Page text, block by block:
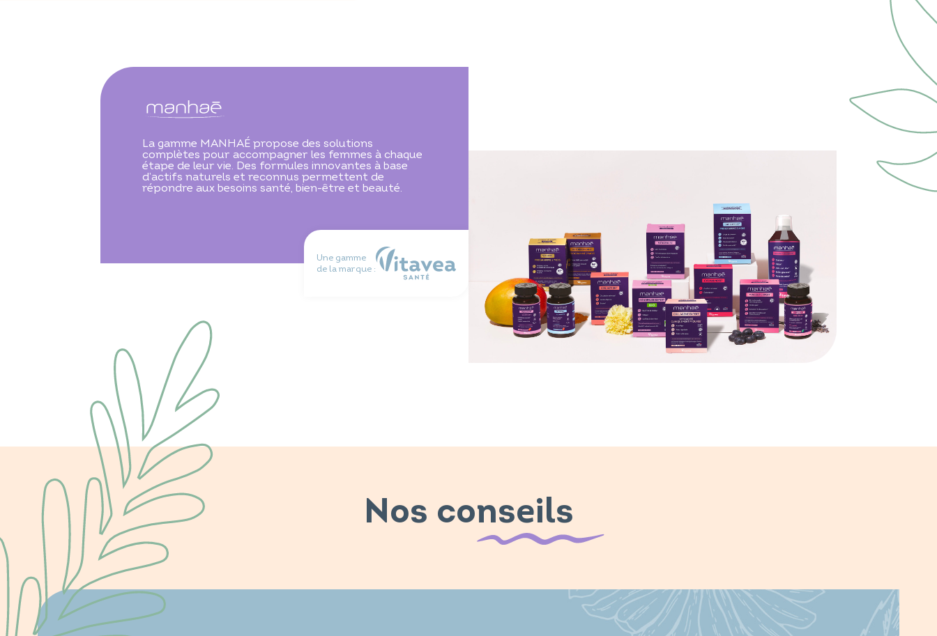
La gamme MANHAÉ propose des solutions
complètes pour accompagner les femmes à chaque
étape de leur vie. Des formules innovantes à base
d’actifs naturels et reconnus permettent de
répondre aux besoins santé, bien-être et beauté.
Une gamme
de la marque :
Nos conseils